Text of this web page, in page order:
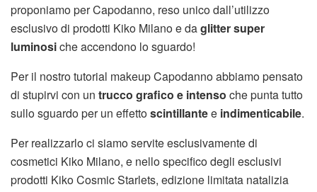
proponiamo per Capodanno, reso unico dall’utilizzo
esclusivo di prodotti Kiko Milano e daglitter super
luminosiche accendono lo sguardo!
Per il nostro tutorial makeup Capodanno abbiamo pensato
di stupirvi con un trucco grafico e intenso che punta tutto
sullo sguardo per un effettoscintillantee indimenticabile.
Per realizzarlo ci siamo servite esclusivamente di
cosmetici Kiko Milano, e nello specifico degli esclusivi
prodotti Kiko Cosmic Starlets, edizione limitata natalizia